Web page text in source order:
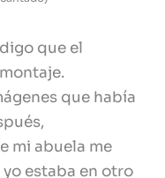
que el
que había
mi abuela me
estaba en otro